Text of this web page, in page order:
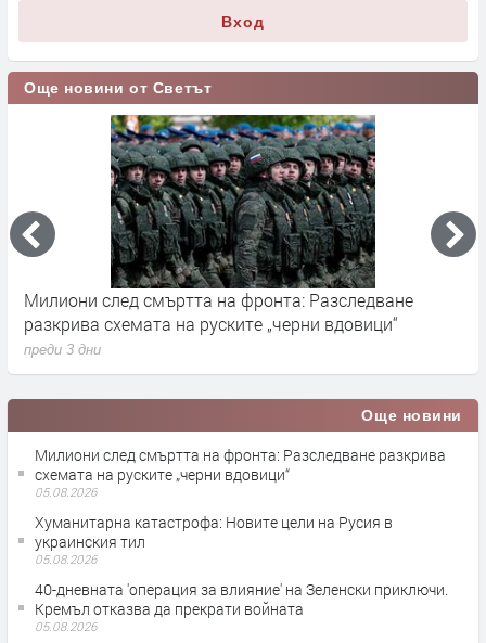
Вход
Още новини от Светът
Милиони след смъртта на фронта: Разследване
разкрива схемата на руските „черни вдовици“
преди 3 дни
Още новини
Милиони след смъртта на фронта: Разследване разкрива
схемата на руските „черни вдовици“
05.08.2026
Хуманитарна катастрофа: Новите цели на Русия в
украинския тил
05.08.2026
40-дневната 'операция за влияние' на Зеленски приключи.
Кремъл отказва да прекрати войната
05.08.2026